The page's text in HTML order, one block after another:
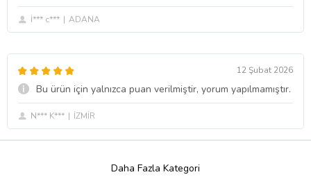
İ*** c*** ADANA
12 Şubat 2026
Bu ürün için yalnızca puan verilmiştir, yorum yapılmamıştır.
N*** K*** İZMİR
Daha Fazla Kategori